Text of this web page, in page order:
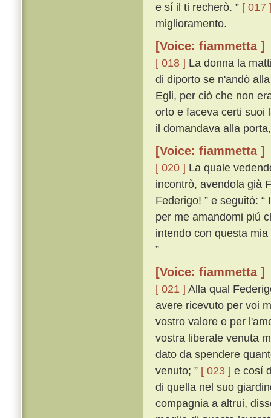
e sí il ti recherò. ” [ 017
miglioramento.
[Voice: fiammetta ]
[ 018 ] La donna la
di diporto se n'andò
Egli, per ciò che non
orto e faceva certi suoi
il domandava alla
[Voice: fiammetta ]
[ 020 ] La quale
incontrò, avendola già
Federigo! ” e seguitò:
per me amandomi piú
intendo con questa
”
[Voice: fiammetta ]
[ 021 ] Alla qual
avere ricevuto per voi
vostro valore e per
vostra liberale venuta
dato da spendere
venuto; ” [ 023 ] e cosí
di quella nel suo
compagnia a altrui,